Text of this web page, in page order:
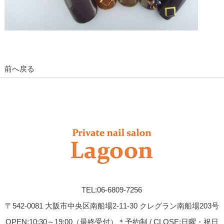
前へ戻る
TEL:06-6809-7256
〒542-0081 大阪市中央区南船場2-11-30 クレグラン南船場203号
OPEN:10:30～19:00（最終受付）＊予約制 / CLOSE:日曜・祝日